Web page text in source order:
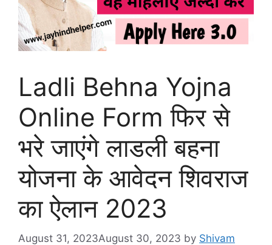
Ladli Behna Yojna
Online Form फिर से
भरे जाएंगे लाडली बहना
योजना के आवेदन शिवराज
का ऐलान 2023
August 31, 2023August 30, 2023 by Shivam